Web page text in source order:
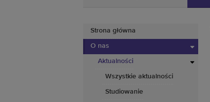
Strona główna
O nas
Aktualności
Wszystkie aktualności
Studiowanie